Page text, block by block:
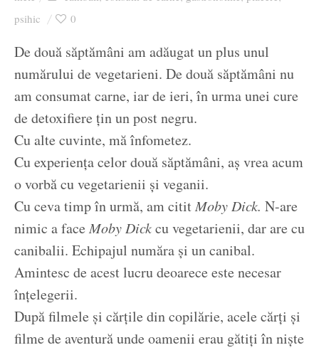
psihic 0
De două săptămâni am adăugat un plus unul
numărului de vegetarieni. De două săptămâni nu
am consumat carne, iar de ieri, în urma unei cure
de detoxifiere țin un post negru.
Cu alte cuvinte, mă înfometez.
Cu experiența celor două săptămâni, aș vrea acum
o vorbă cu vegetarienii și veganii.
Cu ceva timp în urmă, am cititMoby Dick. N-are
nimic a face Moby Dickcu vegetarienii, dar are cu
canibalii. Echipajul număra și un canibal.
Amintesc de acest lucru deoarece este necesar
înțelegerii.
După filmele și cărțile din copilărie, acele cărți și
filme de aventură unde oamenii erau gătiți în niște